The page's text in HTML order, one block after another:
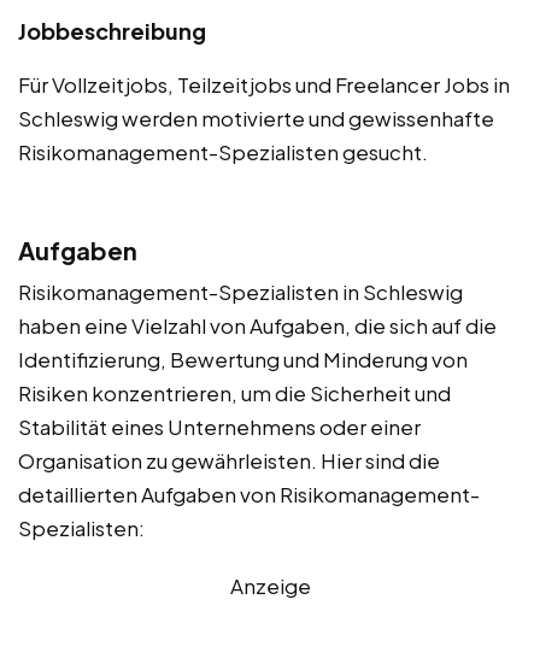
Jobbeschreibung
Für Vollzeitjobs, Teilzeitjobs und Freelancer Jobs in
Schleswig werden motivierte und gewissenhafte
Risikomanagement-Spezialisten gesucht.
Aufgaben
Risikomanagement-Spezialisten in Schleswig
haben eine Vielzahl von Aufgaben, die sich auf die
Identifizierung, Bewertung und Minderung von
Risiken konzentrieren, um die Sicherheit und
Stabilität eines Unternehmens oder einer
Organisation zu gewährleisten. Hier sind die
detaillierten Aufgaben von Risikomanagement-
Spezialisten:
Anzeige